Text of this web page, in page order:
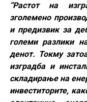
“Растот на
зголемено
и предизвик за
големи разлики
денот. Токму
изградба и
складирање на
инвеститорите,